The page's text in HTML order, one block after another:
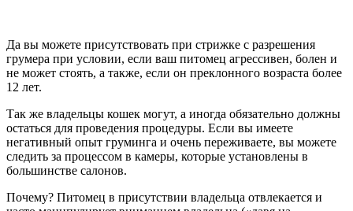
Да вы можете присутствовать при стрижке с разрешения
грумера при условии, если ваш питомец агрессивен, болен и
не может стоять, а также, если он преклонного возраста более
12 лет.
Так же владельцы кошек могут, а иногда обязательно должны
остаться для проведения процедуры. Если вы имеете
негативный опыт груминга и очень переживаете, вы можете
следить за процессом в камеры, которые установлены в
большинстве салонов.
Почему? Питомец в присутствии владельца отвлекается и